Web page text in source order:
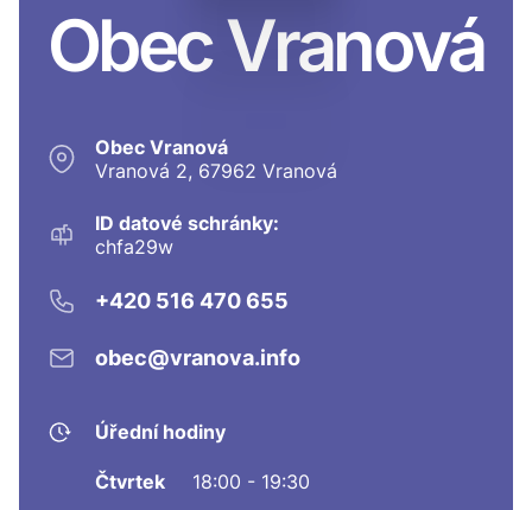
Obec Vranová
Obec Vranová
Vranová 2, 67962 Vranová
ID datové schránky:
chfa29w
+420 516 470 655
obec@vranova.info
Úřední hodiny
Čtvrtek 18:00 - 19:30